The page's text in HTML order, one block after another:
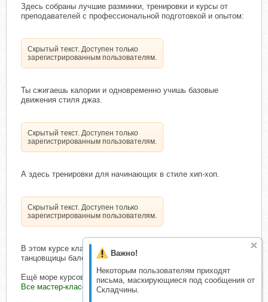
Важно!
Некоторым пользователям приходят
письма, маскирующиеся под сообщения от
Складчины.
Здесь собраны лучшие разминки, тренировки и курсы от
преподавателей с профессиональной подготовкой и опытом:
Скрытый текст. Доступен только
зарегистрированным пользователям.
Ты сжигаешь калории и одновременно учишь базовые
движения стиля джаз.
Скрытый текст. Доступен только
зарегистрированным пользователям.
А здесь тренировки для начинающих в стиле хип-хоп.
Скрытый текст. Доступен только
зарегистрированным пользователям.
В этом курсе классная база по разминке и растяжке от
танцовщицы балета.
Ещё море курсов: от брейкинга, хип-хопа до heels.
Все мастер-классы доступны сразу после оплаты!